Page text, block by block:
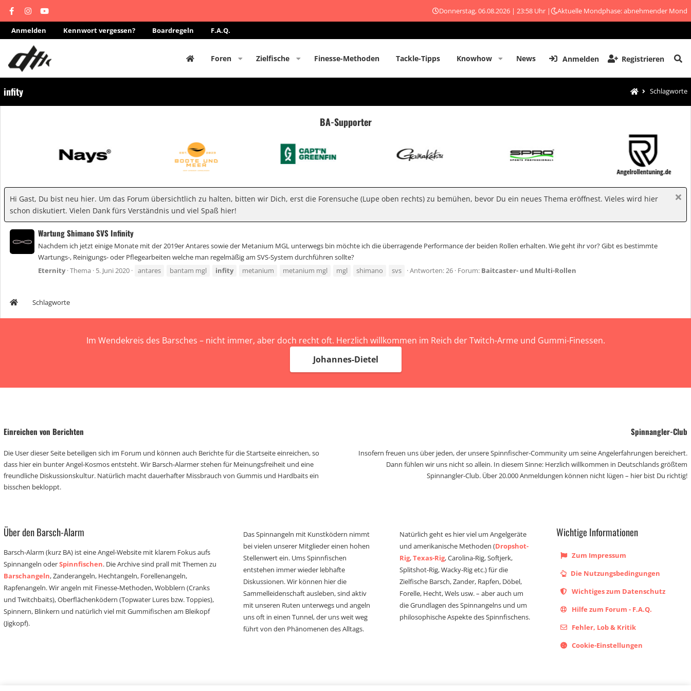
Donnerstag, 06.08.2026 | 23:58 Uhr | Aktuelle Mondphase: abnehmender Mond
Anmelden Kennwort vergessen? Boardregeln F.A.Q.
Foren Zielfische Finesse-Methoden Tackle-Tipps Knowhow News Anmelden Registrieren
infity Schlagworte
BA-Supporter
Hi Gast, Du bist neu hier. Um das Forum übersichtlich zu halten, bitten wir Dich, erst die Forensuche (Lupe oben rechts) zu bemühen, bevor Du ein neues Thema eröffnest. Vieles wird hier
schon diskutiert. Vielen Dank fürs Verständnis und viel Spaß hier!
Wartung Shimano SVS Infinity
Nachdem ich jetzt einige Monate mit der 2019er Antares sowie der Metanium MGL unterwegs bin möchte ich die überragende Performance der beiden Rollen erhalten. Wie geht ihr vor? Gibt es bestimmte
Wartungs-, Reinigungs- oder Pflegearbeiten welche man regelmäßig am SVS-System durchführen sollte?
Eternity Thema 5. Juni 2020 antares bantam mgl infity metanium metanium mgl mgl shimano svs Antworten: 26 Forum: Baitcaster- und Multi-Rollen
Schlagworte
Im Wendekreis des Barsches – nicht immer, aber doch recht oft. Herzlich willkommen im Reich der Twitch-Arme und Gummi-Finessen.
Johannes-Dietel
Einreichen von Berichten
Die User dieser Seite beteiligen sich im Forum und können auch Berichte für die Startseite einreichen, so
dass hier ein bunter Angel-Kosmos entsteht. Wir Barsch-Alarmer stehen für Meinungsfreiheit und eine
freundliche Diskussionskultur. Natürlich macht dauerhafter Missbrauch von Gummis und Hardbaits ein
bisschen bekloppt.
Spinnangler-Club
Insofern freuen uns über jeden, der unsere Spinnfischer-Community um seine Angelerfahrungen bereichert.
Dann fühlen wir uns nicht so allein. In diesem Sinne: Herzlich willkommen in Deutschlands größtem
Spinnangler-Club. Über 20.000 Anmeldungen können nicht lügen – hier bist Du richtig!
Über den Barsch-Alarm
Barsch-Alarm (kurz BA) ist eine Angel-Website mit klarem Fokus aufs
Spinnangeln oderSpinnfischen. Die Archive sind prall mit Themen zu
Barschangeln, Zanderangeln, Hechtangeln, Forellenangeln,
Rapfenangeln. Wir angeln mit Finesse-Methoden, Wobblern (Cranks
und Twitchbaits), Oberflächenködern (Topwater Lures bzw. Toppies),
Spinnern, Blinkern und natürlich viel mit Gummifischen am Bleikopf
(Jigkopf).
Das Spinnangeln mit Kunstködern nimmt
bei vielen unserer Mitglieder einen hohen
Stellenwert ein. Ums Spinnfischen
entstehen immer wieder lebhafte
Diskussionen. Wir können hier die
Sammelleidenschaft ausleben, sind aktiv
mit unseren Ruten unterwegs und angeln
uns oft in einen Tunnel, der uns weit weg
führt von den Phänomenen des Alltags.
Natürlich geht es hier viel um Angelgeräte
und amerikanische Methoden (Dropshot-
Rig,Texas-Rig, Carolina-Rig, Softjerk,
Splitshot-Rig, Wacky-Rig etc.) für die
Zielfische Barsch, Zander, Rapfen, Döbel,
Forelle, Hecht, Wels usw. – aber auch um
die Grundlagen des Spinnangelns und um
philosophische Aspekte des Spinnfischens.
Wichtige Informationen
Zum Impressum
Die Nutzungsbedingungen
Wichtiges zum Datenschutz
Hilfe zum Forum - F.A.Q.
Fehler, Lob & Kritik
Cookie-Einstellungen